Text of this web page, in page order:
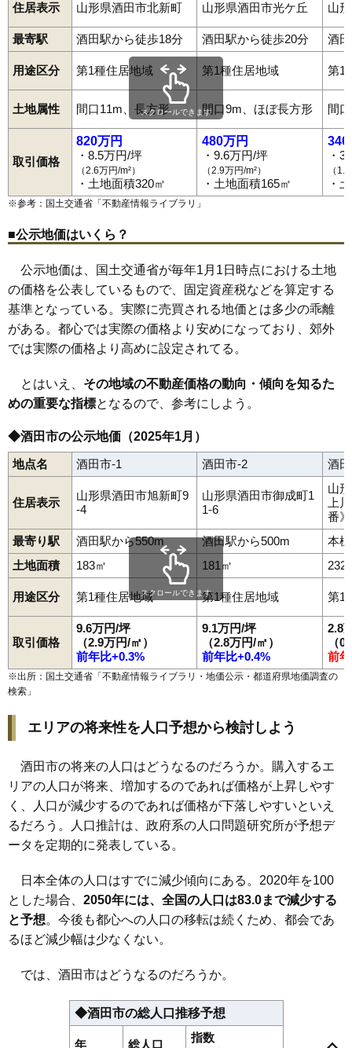
34 光ケ丘 9.4万円 539万円 8.7%
35 堤町 9.0万円 461万円 0.6%
8.9万円
38 錦町 8.7万円 624万円 7.8%
39 東両羽町 8.6万円 1,453万円 5.2%
南新町 448万円 7.9%
入船町 386万円 -2.3%
42 四ツ興野 7.8万円 599万円 8.6%
44 北新町 7.7万円 554万円 4.3%
45 高見台 7.7万円 668万円 7.5%
46 若宮町 7.4万円 599万円 9.3%
47 緑ケ丘 7.1万円 637万円 10.4%
48 麓 6.8万円 514万円 0.8%
49 山居町 6.7万円 876万円
50 船場町 6.7万円 711万円 -4.8%
51 あきほ町 6.3万円 782万円
54 小泉 237万円 -7.9%
宮野浦 5.5万円 728万円 1.4%
両羽町 1.7%
57 浜松町 4.4万円 1,169万円 -1.9%
58 高砂 4.3万円 -2.2%
4.3万円
大町 519万円 0.1%
砂越緑町 368万円 -6.0%
63 市条 3.9万円 439万円 -2.0%
64
65 飛鳥 3.3万円 399万円
67 広野 3.2万円 282万円 -7.3%
68 本楯 3.2万円 298万円 1.6%
69 京田 3.1万円 1,898万円 4.3%
穂積 -3.3%
72 上野曽根 2.9万円 101万円 -7.9%
73 砂越 2.8万円 325万円 -12.4%
74 坂野辺新田 2.8万円 265万円 -7.6%
75 北仁田
76 漆曽根 2.5万円
竹田 2.2万円
広栄町 2.1万円 -2.4%
住居表示 山形県酒田市北新町 山形県酒田市光ケ丘 山
最寄駅 酒田駅から徒歩18分 酒田駅から徒歩20分 酒
用途区分 第1種住居地域 第1種住居地域 第1
土地属性 間口11m、長方形 間口9m、ほぼ長方形 間
取引価格
820万円
・8.5万円/坪
（2.6万円/m²）
・土地面積320㎡
480万円
・9.6万円/坪
（2.9万円/m²）
・土地面積165㎡
340
・
（
・
スクロールできます
※参考：国土交通省「 不動産情報ライブラリ 」
■公示地価はいくら？
公示地価は、国土交通省が毎年1月1日時点における土地
の価格を公表しているもので、固定資産税などを算定する
基準となっている。実際に売買される地価とは多少の乖離
がある。都心では実際の価格より安めになっており、郊外
では実際の価格より高めに設定されてる。
とはいえ、 その地域の不動産価格の動向・傾向を知るた
めの重要な指標となるので、参考にしよう。
◆酒田市の公示地価（2025年1月）
地点名 酒田市-1 酒田市-2 酒
住居表示
山形県酒田市旭新町9
-4
山形県酒田市御成町1
1-6
山
上
番》
最寄り駅
酒田駅から550m 酒田駅から500m
本
土地面積
183㎡ 181㎡ 232
用途区分 第1種住居地域 第1種住居地域 第1
取引価格
9.6万円/坪
（2.9万円/㎡）
前年比+0.3%
9.1万円/坪
（2.8万円/㎡）
前年比+0.4%
2.8
（
前
スクロールできます
※出所：国土交通省「 不動産情報ライブラリ・地価公示・都道府県地価調査の
検索 」
エリアの将来性を人口予想から検討しよう
酒田市の将来の人口はどうなるのだろうか。購入するエ
リアの人口が将来、増加するのであれば価格が上昇しやす
く、人口が減少するのであれば価格が下落しやすいといえ
るだろう。人口推計は、政府系の人口問題研究所が予想デ
ータを定期的に発表している。
日本全体の人口はすでに減少傾向にある。2020年を100
とした場合、 2050年には、全国の人口は83.0まで減少する
と予想。今後も都心への人口の移転は続くため、都会であ
るほど減少幅は少なくない。
では、酒田市はどうなるのだろうか。
◆酒田市の総人口推移予想
年 総人口
指数
あきほ町曙町旭新町 飛鳥東町飯森山
駅東大町大宮町上野曽根上本町上安町亀ケ崎観音寺
北新橋 北千日町 京田黒森